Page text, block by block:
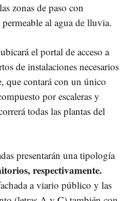
zonas de paso con
al agua de lluvia.
el portal de acceso a
de instalaciones necesarios
que contará con un único
por escaleras y
todas las plantas del
presentarán una tipología
respectivamente.
a viario público y las